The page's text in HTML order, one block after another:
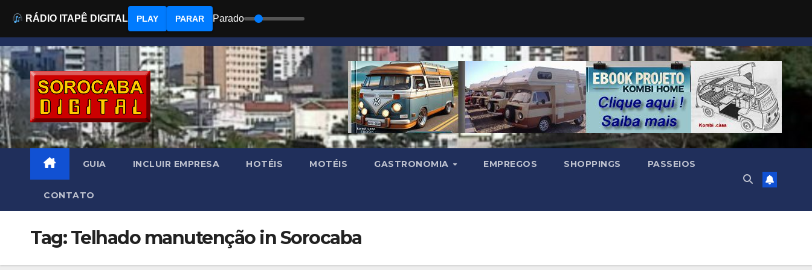
Skip
to
content
GUIA INCLUIR EMPRESA HOTÉIS MOTÉIS GASTRONOMIA EMPREGOS SHOPPINGS PASSEIOS
CONTATO
Tag: Telhado manutenção in Sorocaba
RÁDIO ITAPÊ DIGITAL PLAY PARAR Parado